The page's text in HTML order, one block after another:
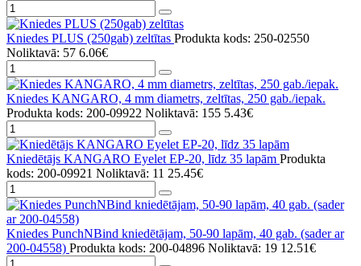
Kniedes PLUS (250gab) zeltītas Produkta kods: 250-02550
Noliktavā: 57 6.06€
Kniedes KANGARO, 4 mm diametrs, zeltītas, 250 gab./iepak.
Produkta kods: 200-09922 Noliktavā: 155 5.43€
Kniedētājs KANGARO Eyelet EP-20, līdz 35 lapām Produkta
kods: 200-09921 Noliktavā: 11 25.45€
Kniedes PunchNBind kniedētājam, 50-90 lapām, 40 gab. (sader ar
200-04558) Produkta kods: 200-04896 Noliktavā: 19 12.51€